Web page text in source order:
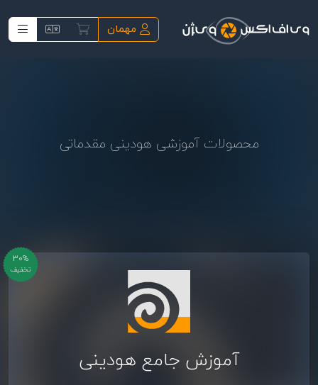
مهمان
محصولات آموزشی هودینی مقدماتی
آموزش جامع هودینی
تخفیف
30%